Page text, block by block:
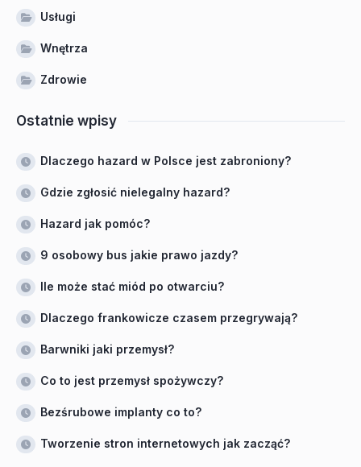
Usługi
Wnętrza
Zdrowie
Ostatnie wpisy
Dlaczego hazard w Polsce jest zabroniony?
Gdzie zgłosić nielegalny hazard?
Hazard jak pomóc?
9 osobowy bus jakie prawo jazdy?
Ile może stać miód po otwarciu?
Dlaczego frankowicze czasem przegrywają?
Barwniki jaki przemysł?
Co to jest przemysł spożywczy?
Bezśrubowe implanty co to?
Tworzenie stron internetowych jak zacząć?